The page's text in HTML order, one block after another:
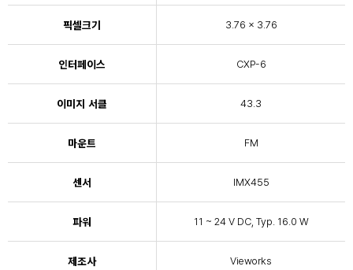
픽셀크기 3.76 × 3.76
인터페이스 CXP-6
이미지 서클 43.3
마운트 FM
센서 IMX455
파워 11 ~ 24 V DC, Typ. 16.0 W
제조사 Vieworks